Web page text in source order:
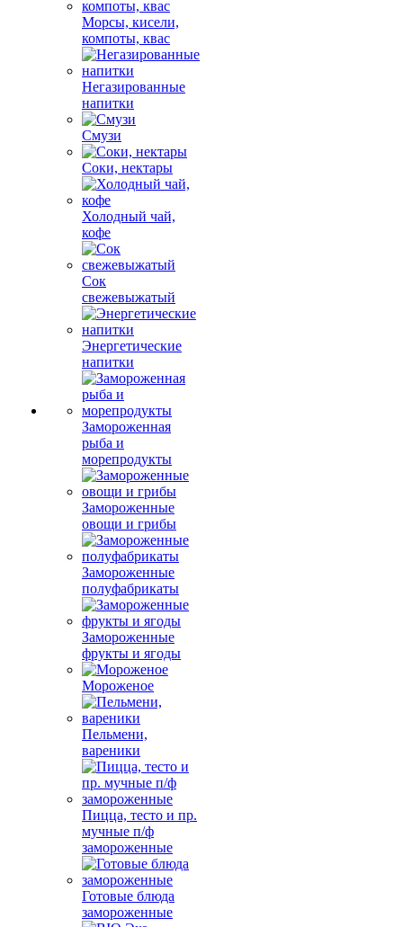
Морсы, кисели,
компоты, квас
Негазированные
напитки
Смузи
Соки, нектары
Холодный чай,
кофе
Сок
свежевыжатый
Энергетические
напитки
Замороженная
рыба и
морепродукты
Замороженные
овощи и грибы
Замороженные
полуфабрикаты
Замороженные
фрукты и ягоды
Мороженое
Пельмени,
вареники
Пицца, тесто и пр.
мучные п/ф
замороженные
Готовые блюда
замороженные